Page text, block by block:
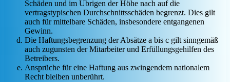
Schäden und im Übrigen der Höhe nach auf die
vertragstypischen Durchschnittsschäden begrenzt. Dies gilt
auch für mittelbare Schäden, insbesondere entgangenen
Gewinn.
Die Haftungsbegrenzung der Absätze a bis c gilt sinngemäß
auch zugunsten der Mitarbeiter und Erfüllungsgehilfen des
Betreibers.
Ansprüche für eine Haftung aus zwingendem nationalem
Recht bleiben unberührt.